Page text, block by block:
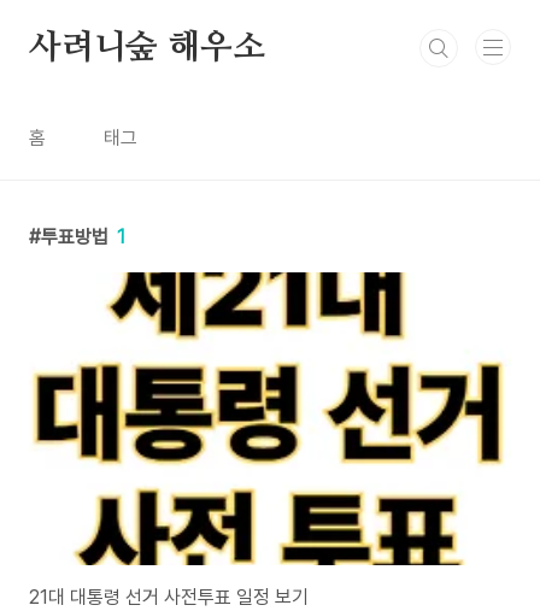
사려니숲 해우소
홈 태그
투표방법 1
21대 대통령 선거 사전투표 일정 보기